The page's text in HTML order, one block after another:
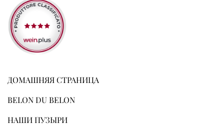
ДОМАШНЯЯ СТРАНИЦА
BELON DU BELON
НАШИ ПУЗЫРИ